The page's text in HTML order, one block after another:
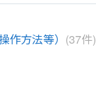
作方法等） (37件)